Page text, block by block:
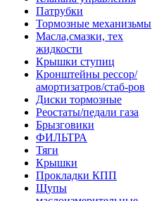
Патрубки
Тормозные механизьмы
Масла,смазки, тех
жидкости
Крышки ступиц
Кронштейны рессор/
амортизатров/стаб-ров
Диски тормозные
Реостаты/педали газа
Брызговики
ФИЛЬТРА
Тяги
Крышки
Прокладки КПП
Щупы